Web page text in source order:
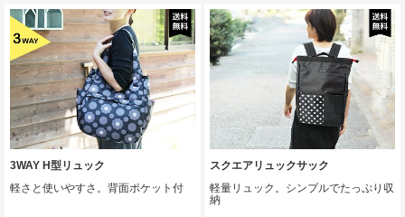
3WAY H型リュック
軽さと使いやすさ。背面ポケット付
スクエアリュックサック
軽量リュック。シンプルでたっぷり収
納